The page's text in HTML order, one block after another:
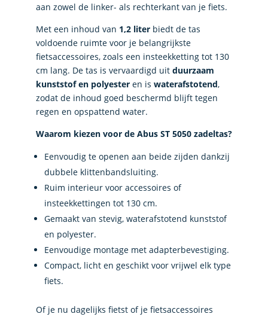
aan zowel de linker- als rechterkant van je fiets.
Met een inhoud van 1,2 literbiedt de tas
voldoende ruimte voor je belangrijkste
fietsaccessoires, zoals een insteekketting tot 130
cm lang. De tas is vervaardigd uit duurzaam
kunststof en polyesteren is waterafstotend,
zodat de inhoud goed beschermd blijft tegen
regen en opspattend water.
Waarom kiezen voor de Abus ST 5050 zadeltas?
Eenvoudig te openen aan beide zijden dankzij
dubbele klittenbandsluiting.
Ruim interieur voor accessoires of
insteekkettingen tot 130 cm.
Gemaakt van stevig, waterafstotend kunststof
en polyester.
Eenvoudige montage met adapterbevestiging.
Compact, licht en geschikt voor vrijwel elk type
fiets.
Of je nu dagelijks fietst of je fietsaccessoires